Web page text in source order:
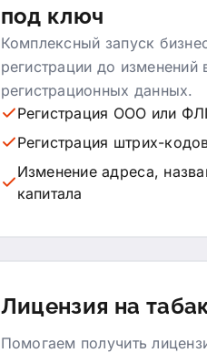
под ключ
Комплексный запуск
регистрации до изменений
регистрационных данных.
Регистрация ООО или
Регистрация штрих-
Изменение адреса,
капитала
Лицензия на
Помогаем получить